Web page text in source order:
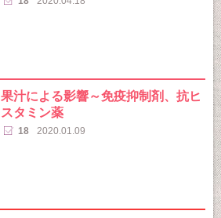
果汁による影響～免疫抑制剤、抗ヒ
スタミン薬
18 2020.01.09